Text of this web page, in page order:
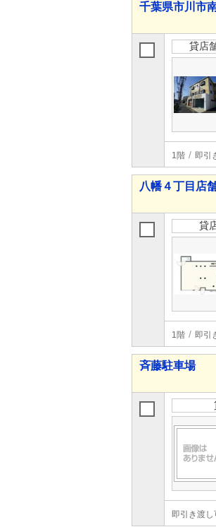
千葉県市川市
貸店
1階 即引
八幡４丁目店
貸
1階 即引
斉藤駐車場
即引き渡し